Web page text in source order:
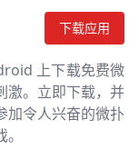
下载应用
上下载免费微
激。立即下载，并
加令人兴奋的微扑